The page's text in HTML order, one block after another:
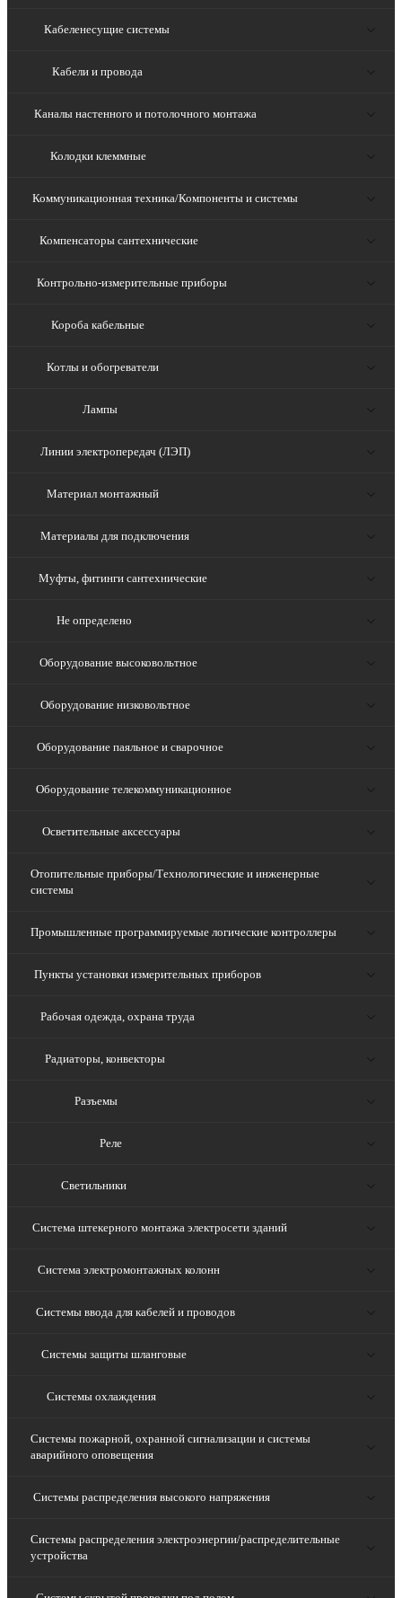
Кабеленесущие системы
Кабели и провода
Каналы настенного и потолочного монтажа
Колодки клеммные
Коммуникационная техника/Компоненты и системы
Компенсаторы сантехнические
Контрольно-измерительные приборы
Короба кабельные
Котлы и обогреватели
Лампы
Линии электропередач (ЛЭП)
Материал монтажный
Материалы для подключения
Муфты, фитинги сантехнические
Не определено
Оборудование высоковольтное
Оборудование низковольтное
Оборудование паяльное и сварочное
Оборудование телекоммуникационное
Осветительные аксессуары
Отопительные приборы/Технологические и инженерные
системы
Промышленные программируемые логические контроллеры
Пункты установки измерительных приборов
Рабочая одежда, охрана труда
Радиаторы, конвекторы
Разъемы
Реле
Светильники
Система штекерного монтажа электросети зданий
Система электромонтажных колонн
Системы ввода для кабелей и проводов
Системы защиты шланговые
Системы охлаждения
Системы пожарной, охранной сигнализации и системы
аварийного оповещения
Системы распределения высокого напряжения
Системы распределения электроэнергии/распределительные
устройства